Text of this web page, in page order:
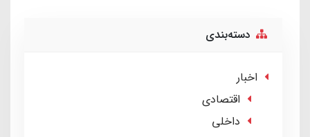
دسته‌بندی
اخبار
اقتصادی
داخلی